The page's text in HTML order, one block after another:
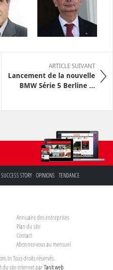
ARTICLE SUIVANT
Lancement de la nouvelle
BMW Série 5 Berline ...
SUCCESS STORY OPINIONS TENDANCE
Annuaire des entreprises
Plan du site
Contact
Abonnez-vous au mensuel
Tous droits réservés.
du site internet parTanit web